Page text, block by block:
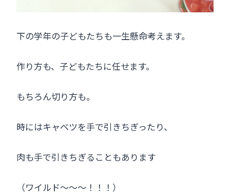
下の学年の子どもたちも一生懸命考えます。
作り方も、子どもたちに任せます。
もちろん切り方も。
時にはキャベツを手で引きちぎったり、
肉も手で引きちぎることもあります
（ワイルド～～～！！！）